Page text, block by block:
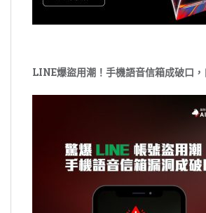
LINE爆盜用潮！手機語音信箱成破口